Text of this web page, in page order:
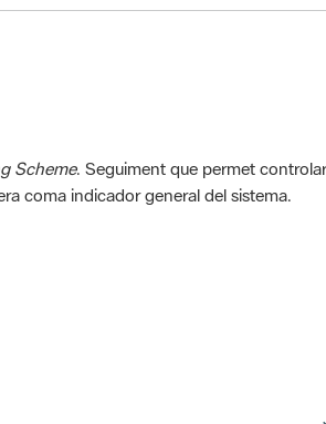
Scheme. Seguiment que permet
coma indicador general del sistema.
media es de 0 estrellas de 5.